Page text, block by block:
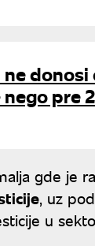
pre
gde je
, uz
u